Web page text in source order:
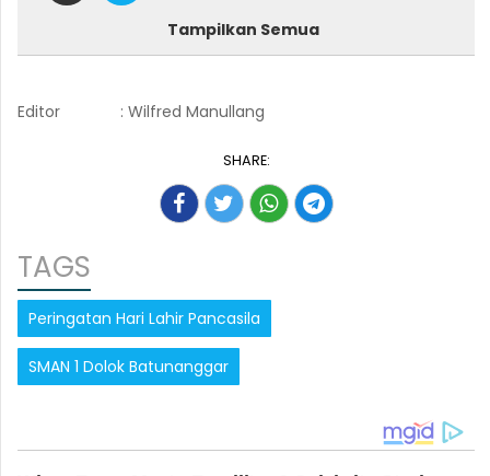
Tampilkan Semua
Editor : Wilfred Manullang
SHARE:
TAGS
Peringatan Hari Lahir Pancasila
SMAN 1 Dolok Batunanggar